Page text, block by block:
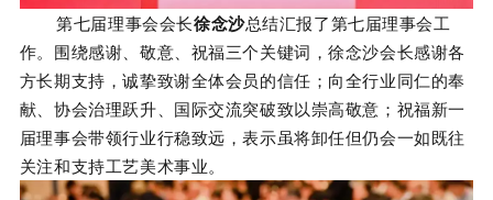
第七届理事会会长徐念沙总结汇报了第七届理事会工
作。 围绕感谢、敬意、祝福三个关键词，徐念沙会长感谢各
方长期支持，诚挚致谢全体会员的信任 ； 向全行业同仁的奉
献、协会治理跃升、 国际交流突破致以崇高敬意 ； 祝福新一
届理事会带领行业行稳致远，表示虽将卸任但仍会一如既往
关注和支持工艺美术事业。